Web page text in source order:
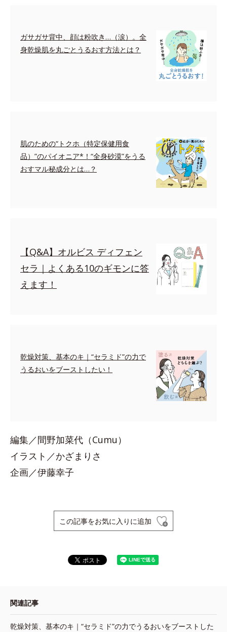
ガサガサ背中、顔は粉吹き…（涙）。全
身乾燥肌を丸ごとうるおす方法とは？
肌のための“トクホ（特定保健用食
品）”のパイオニア*！“全身砂漠”をうる
おすマル秘成分とは…？
【Q&A】オルビス ディフェン
セラ｜よくある10のギモンに答
えます！
乾燥対策、基本のキ｜“セラミド”の力で
うるおいをブーストしたい！
編集／間野加菜代（Cumu）
イラスト／かざまりさ
企画／伊藤幸子
この記事をお気に入りに追加
関連記事
乾燥対策、基本のキ｜“セラミド”の力でうるおいをブーストした